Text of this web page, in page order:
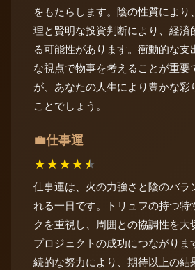
をもたらします。陰の性質により
理と賢明な投資判断により、経済
る可能性があります。衝動的な支
な視点で物事を考えることが重要
が、あなたの人生により豊かな彩
ことでしょう。
💼仕事運
★★★★★
仕事運は、火の力強さと陰のバラ
れる一日です。トリュフの持つ特
クを重視し、周囲との協調性を大
プロジェクトの成功につながりま
続的な努力により、期待以上の結